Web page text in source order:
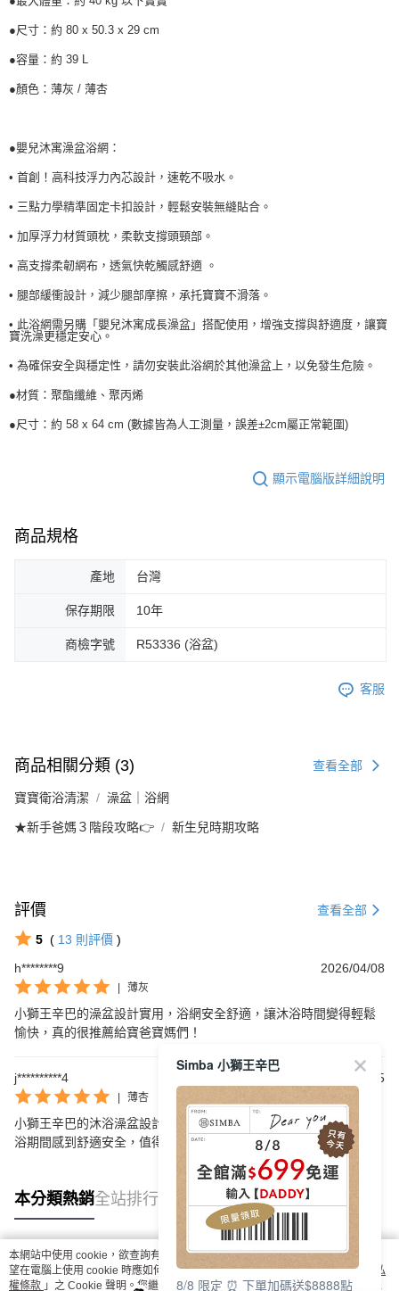
●尺寸：約 80 x 50.3 x 29 cm
●容量：約 39 L
●顏色：薄灰 / 薄杏
●嬰兒沐寓澡盆浴網：
• 首創！高科技浮力內芯設計，速乾不吸水。
• 三點力學精準固定卡扣設計，輕鬆安裝無縫貼合。
• 加厚浮力材質頭枕，柔軟支撐頭頸部。
• 高支撐柔韌網布，透氣快乾觸感舒適 。
• 腿部緩衝設計，減少腿部摩擦，承托寶寶不滑落。
• 此浴網需另購「嬰兒沐寓成長澡盆」搭配使用，增強支撐與舒適度，讓寶
寶洗澡更穩定安心。
• 為確保安全與穩定性，請勿安裝此浴網於其他澡盆上，以免發生危險。
●材質：聚酯纖維、聚丙烯
●尺寸：約 58 x 64 cm (數據皆為人工測量，誤差±2cm屬正常範圍)
顯示電腦版詳細說明
商品規格
產地 台灣
保存期限 10年
商檢字號 R53336 (浴盆)
客服
商品相關分類 (3) 查看全部
寶寶衛浴清潔 澡盆｜浴網
★新手爸媽３階段攻略👉 新生兒時期攻略
評價 查看全部
5 ( 13 則評價 )
h********9
2026/04/08
| 薄灰
小獅王辛巴的澡盆設計實用，浴網安全舒適，讓沐浴時間變得輕鬆
愉快，真的很推薦給寶爸寶媽們！
j**********4 2026/02/25
| 薄杏
小獅王辛巴的沐浴澡盆設計非常人性化，浴網支撐良好，讓寶寶沐
浴期間感到舒適安全，值得推薦！
本分類熱銷全站排行
熱門標籤
本網站中使用 cookie，欲查詢有關本網站使用 cookie 方式之詳情，及若您不希
望在電腦上使用 cookie 時應如何變更電腦的 cookie 設定，請參閱本網站「
隱私
權條款 」之 Cookie 聲明。您繼續使用本網站即表示您同意本公司得按本網站使
Simba 小獅王辛巴
8/8 限定 ⏰ 下單加碼送$8888點